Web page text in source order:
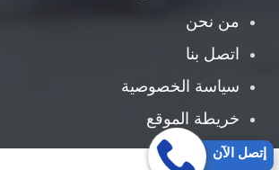
من نحن
اتصل بنا
سياسة الخصوصية
خريطة الموقع
إتصل الآن